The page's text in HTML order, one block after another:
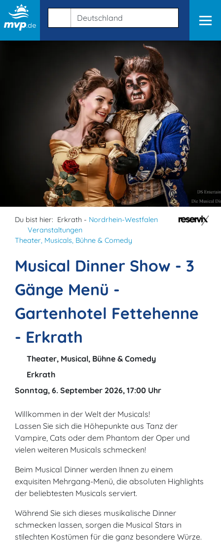
Du bist hier: Erkrath - Nordrhein-Westfalen
Veranstaltungen
Theater, Musicals, Bühne & Comedy
Musical Dinner Show - 3
Gänge Menü -
Gartenhotel Fettehenne
- Erkrath
Theater, Musical, Bühne & Comedy
Erkrath
Sonntag, 6. September 2026, 17:00 Uhr
Willkommen in der Welt der Musicals!
Lassen Sie sich die Höhepunkte aus Tanz der
Vampire, Cats oder dem Phantom der Oper und
vielen weiteren Musicals schmecken!
Beim Musical Dinner werden Ihnen zu einem
exquisiten Mehrgang-Menü, die absoluten Highlights
der beliebtesten Musicals serviert.
Während Sie sich dieses musikalische Dinner
schmecken lassen, sorgen die Musical Stars in
stilechten Kostümen für die ganz besondere Würze.